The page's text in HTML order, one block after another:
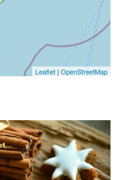
Leaflet |OpenStreetMap